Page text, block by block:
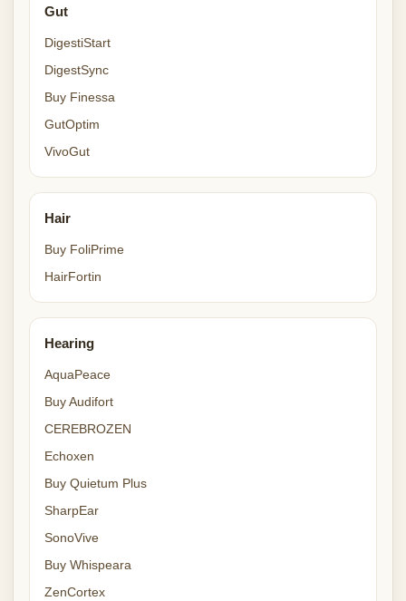
Gut
DigestiStart
DigestSync
Buy Finessa
GutOptim
VivoGut
Hair
Buy FoliPrime
HairFortin
Hearing
AquaPeace
Buy Audifort
CEREBROZEN
Echoxen
Buy Quietum Plus
SharpEar
SonoVive
Buy Whispeara
ZenCortex